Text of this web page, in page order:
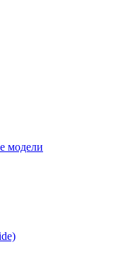
модели